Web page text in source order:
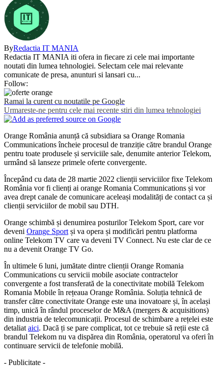
ByRedactia IT MANIA
Redactia IT MANIA iti ofera in fiecare zi cele mai importante
noutati din lumea tehnologiei. Selectam cele mai relevante
comunicate de presa, anunturi si lansari cu...
Follow:
Ramai la curent cu noutatile pe Google
Urmareste-ne pentru cele mai recente stiri din lumea tehnologiei
Orange România anunță că subsidiara sa Orange Romania
Communications încheie procesul de tranziție către brandul Orange
pentru toate produsele și serviciile sale, denumite anterior Telekom,
urmând să lanseze primele oferte convergente.
Începând cu data de 28 martie 2022 clienții serviciilor fixe Telekom
România vor fi clienți ai orange Romania Communications și vor
avea drept canale de comunicare aceleași modalități de contact ca și
clienții serviciilor de mobil sau DTH.
Orange schimbă și denumirea posturilor Telekom Sport, care vor
deveni Orange Sport și va opera și modificări pentru platforma
online Telekom TV care va deveni TV Connect. Nu este clar de ce
nu a devenit Orange TV Go.
În ultimele 6 luni, jumătate dintre clienții Orange Romania
Communications cu servicii mobile asociate contractelor
convergente a fost transferată de la conectivitate mobilă Telekom
Romania Mobile în rețeaua Orange România. Soluția tehnică de
transfer către conectivitate Orange este una inovatoare și, în același
timp, unică în rândul proceselor de M&A (mergers & acquisitions)
din industria de telecomunicații. Procesul de schimbare a rețelei este
detaliat aici. Dacă ți se pare complicat, tot ce trebuie să reții este că
brandul Telekom nu va dispărea din România, operatorul va oferi în
continuare servicii de telefonie mobilă.
- Publicitate -